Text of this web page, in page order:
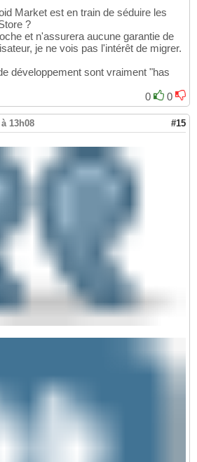
Market est en train de séduire les
?
et n'assurera aucune garantie de
je ne vois pas l'intérêt de migrer.
développement sont vraiment "has
0
0
à 13h08 #15